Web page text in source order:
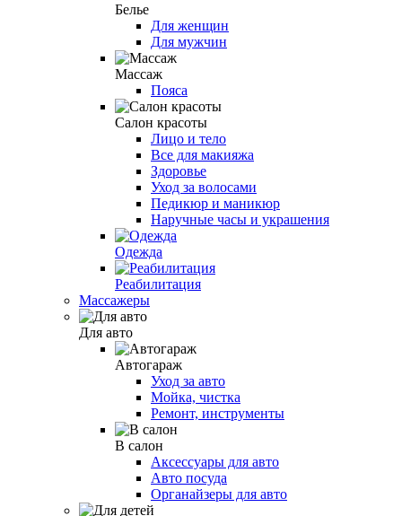
Белье
Для женщин
Для мужчин
Массаж
Пояса
Салон красоты
Лицо и тело
Все для макияжа
Здоровье
Уход за волосами
Педикюр и маникюр
Наручные часы и украшения
Одежда
Реабилитация
Массажеры
Для авто
Автогараж
Уход за авто
Мойка, чистка
Ремонт, инструменты
В салон
Аксессуары для авто
Авто посуда
Органайзеры для авто